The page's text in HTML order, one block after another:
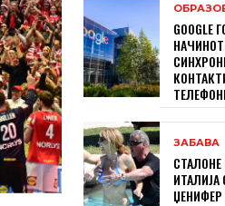
ЗАБАВА
ИТАЛИЈА
ЏЕНИФЕР